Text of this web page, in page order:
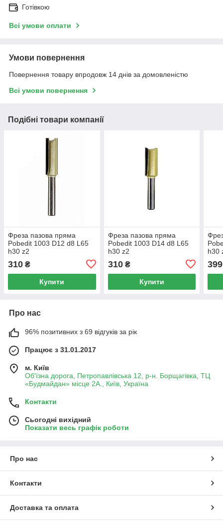
Готівкою
Всі умови оплати
Умови повернення
Повернення товару впродовж 14 днів за домовленістю
Всі умови повернення
Подібні товари компанії
Фреза пазова пряма
Pobedit 1003 D12 d8 L65
h30 z2
310 ₴
Купити
Фреза пазова пряма
Pobedit 1003 D14 d8 L65
h30 z2
310₴
Купити
h30
399
Про нас
96% позитивних з 69 відгуків за рік
Працює з 31.01.2017
м. Київ
Об'їзна дорога, Петропавлівська 12, р-н. Борщагівка, ТЦ
«Будмайдан» місце 2А., Київ, Україна
Контакти
Сьогодні вихідний
Показати весь графік роботи
Про нас
Контакти
Доставка та оплата